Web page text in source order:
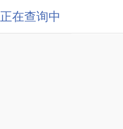
正在查询中